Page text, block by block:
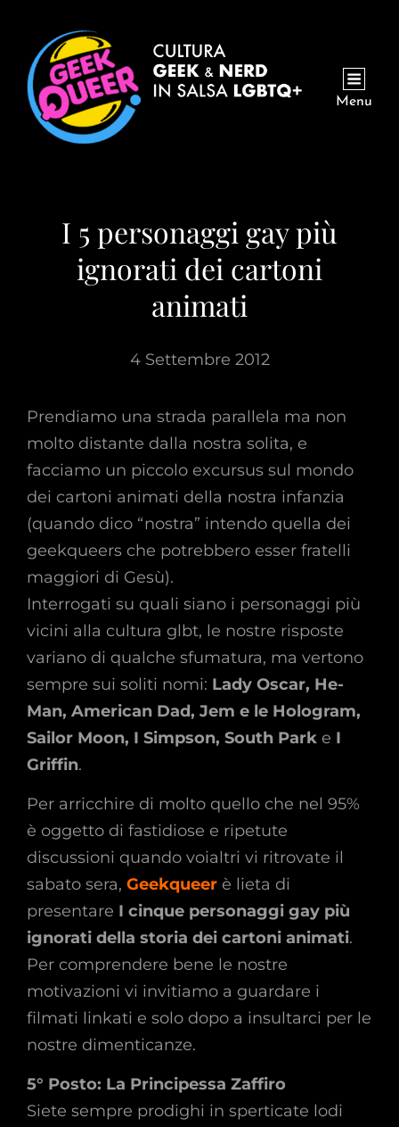
Menu
I 5 personaggi gay più
ignorati dei cartoni
animati
4 Settembre 2012
Prendiamo una strada parallela ma non
molto distante dalla nostra solita, e
facciamo un piccolo excursus sul mondo
dei cartoni animati della nostra infanzia
(quando dico “nostra” intendo quella dei
geekqueers che potrebbero esser fratelli
maggiori di Gesù).
Interrogati su quali siano i personaggi più
vicini alla cultura glbt, le nostre risposte
variano di qualche sfumatura, ma vertono
sempre sui soliti nomi: Lady Oscar, He-
Man, American Dad, Jem e le Hologram,
Sailor Moon, I Simpson, South Park e I
Griffin.
Per arricchire di molto quello che nel 95%
è oggetto di fastidiose e ripetute
discussioni quando voialtri vi ritrovate il
sabato sera, Geekqueer è lieta di
presentare I cinque personaggi gay più
ignorati della storia dei cartoni animati.
Per comprendere bene le nostre
motivazioni vi invitiamo a guardare i
filmati linkati e solo dopo a insultarci per le
nostre dimenticanze.
5° Posto: La Principessa Zaffiro
Siete sempre prodighi in sperticate lodi